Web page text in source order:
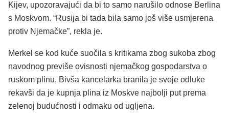
Kijev, upozoravajući da bi to samo narušilo odnose Berlina
s Moskvom. “Rusija bi tada bila samo još više usmjerena
protiv Njemačke”, rekla je.
Merkel se kod kuće suočila s kritikama zbog sukoba zbog
navodnog previše ovisnosti njemačkog gospodarstva o
ruskom plinu. Bivša kancelarka branila je svoje odluke
rekavši da je kupnja plina iz Moskve najbolji put prema
zelenoj budućnosti i odmaku od ugljena.